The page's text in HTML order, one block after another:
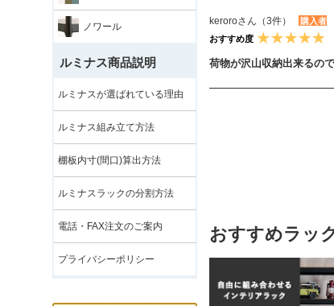
ノワール
ルミナス商品説明
ルミナスが選ばれている理由
ルミナス組み立て方法
棚板内寸(間口)算出方法
ルミナスラックの分割方法
電話・FAX注文のご案内
プライバシーポリシー
keroroさん（3件） 購入者
おすすめ度
荷物が沢山収納出来るの
おすすめラッ